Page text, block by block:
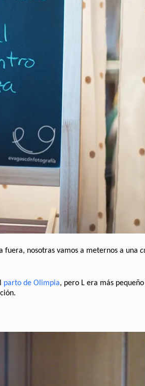
fuera, nosotras vamos a meternos a una
parto de Olimpia, pero L era más